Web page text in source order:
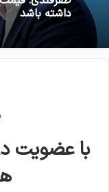
ظفرقندی:
داشته باشد9 اردیبهشت 1404 - 9:19 ق.ظ
فاکتور
با عضویت